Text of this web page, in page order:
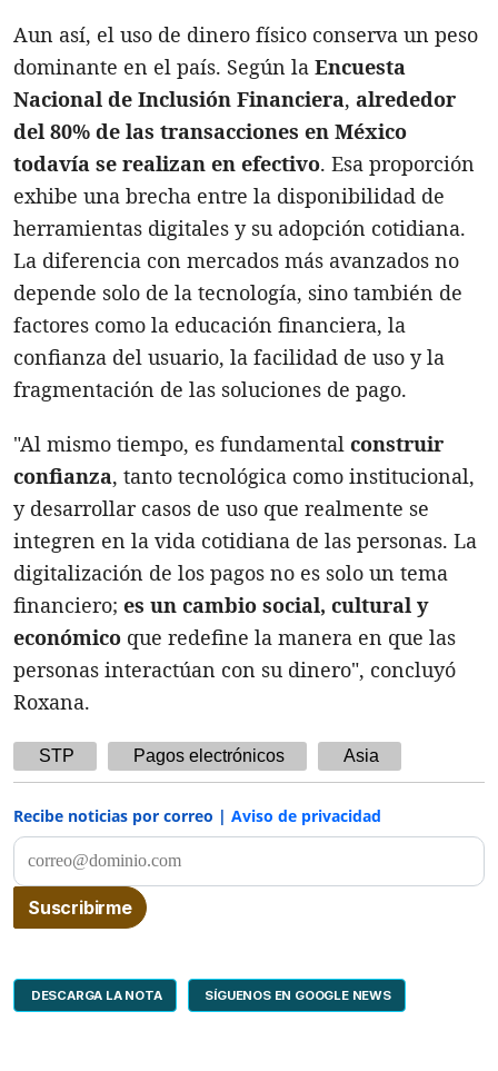
Aun así, el uso de dinero físico conserva un peso
dominante en el país. Según la Encuesta
Nacional de Inclusión Financiera, alrededor
del 80% de las transacciones en México
todavía se realizan en efectivo. Esa proporción
exhibe una brecha entre la disponibilidad de
herramientas digitales y su adopción cotidiana.
La diferencia con mercados más avanzados no
depende solo de la tecnología, sino también de
factores como la educación financiera, la
confianza del usuario, la facilidad de uso y la
fragmentación de las soluciones de pago.
"Al mismo tiempo, es fundamental construir
confianza, tanto tecnológica como institucional,
y desarrollar casos de uso que realmente se
integren en la vida cotidiana de las personas. La
digitalización de los pagos no es solo un tema
financiero; es un cambio social, cultural y
económico que redefine la manera en que las
personas interactúan con su dinero", concluyó
Roxana.
STP Pagos electrónicos Asia
Recibe noticias por correo | Aviso de privacidad
DESCARGA LA NOTA SÍGUENOS EN GOOGLE NEWS